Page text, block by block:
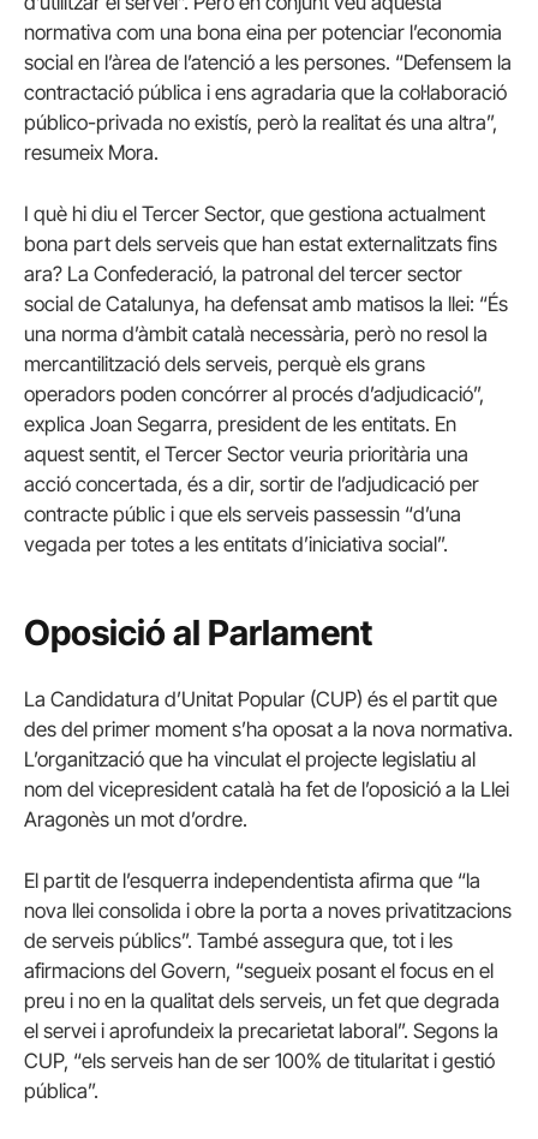
normativa com una bona eina per potenciar l’economia
social en l’àrea de l’atenció a les persones. “Defensem la
contractació pública i ens agradaria que la col·laboració
público-privada no existís, però la realitat és una altra”,
resumeix Mora.
I què hi diu el Tercer Sector, que gestiona actualment
bona part dels serveis que han estat externalitzats fins
ara? La Confederació, la patronal del tercer sector
social de Catalunya, ha defensat amb matisos la llei: “És
una norma d’àmbit català necessària, però no resol la
mercantilització dels serveis, perquè els grans
operadors poden concórrer al procés d’adjudicació”,
explica Joan Segarra, president de les entitats. En
aquest sentit, el Tercer Sector veuria prioritària una
acció concertada, és a dir, sortir de l’adjudicació per
contracte públic i que els serveis passessin “d’una
vegada per totes a les entitats d’iniciativa social”.
Oposició al Parlament
La Candidatura d’Unitat Popular (CUP) és el partit que
des del primer moment s’ha oposat a la nova normativa.
L’organització que ha vinculat el projecte legislatiu al
nom del vicepresident català ha fet de l’oposició a la Llei
Aragonès un mot d’ordre.
El partit de l’esquerra independentista afirma que “la
nova llei consolida i obre la porta a noves privatitzacions
de serveis públics”. També assegura que, tot i les
afirmacions del Govern, “segueix posant el focus en el
preu i no en la qualitat dels serveis, un fet que degrada
el servei i aprofundeix la precarietat laboral”. Segons la
CUP, “els serveis han de ser 100% de titularitat i gestió
pública”.